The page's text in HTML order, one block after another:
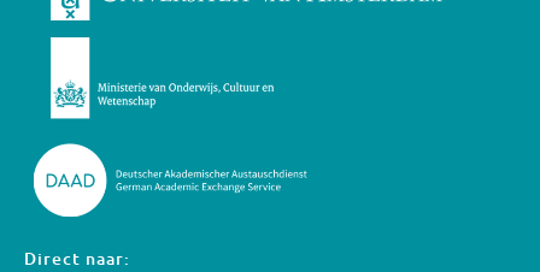
Direct naar: